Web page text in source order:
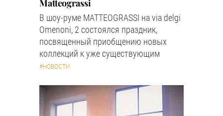
Matteograssi
В шоу-руме MATTEOGRASSI на via delgi
Omenoni, 2 состоялся праздник,
посвященный приобщению новых
коллекций к уже существующим
#НОВОСТИ